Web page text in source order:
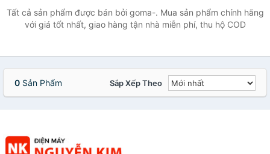
Tất cả sản phẩm được bán bởi goma-. Mua sản phẩm chính hãng
với giá tốt nhất, giao hàng tận nhà miễn phí, thu hộ COD
0 Sản Phẩm Sắp Xếp Theo